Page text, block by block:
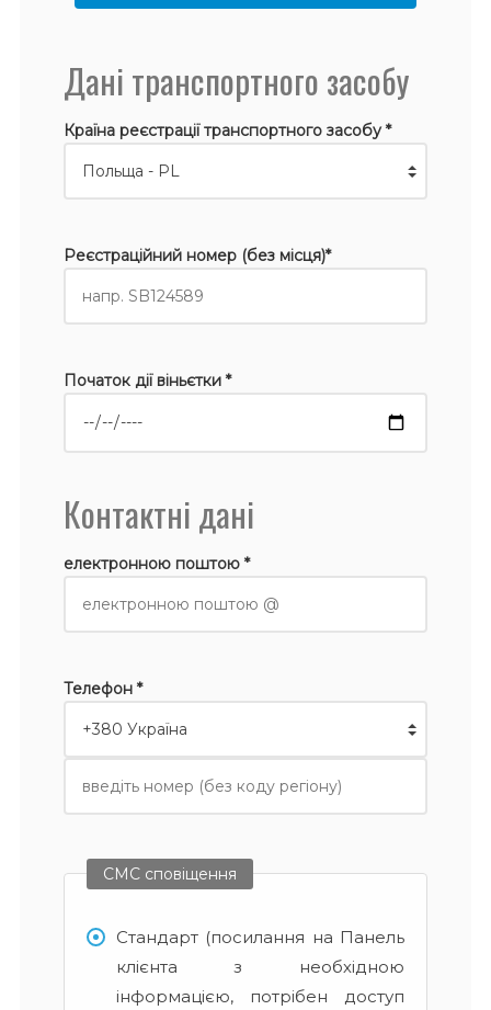
Дані транспортного засобу
Країна реєстрації транспортного засобу *
Реєстраційний номер (без місця)*
Початок дії віньєтки *
Контактні дані
електронною поштою *
Телефон *
СМС сповіщення
Стандарт (посилання на Панель
клієнта з необхідною
інформацією, потрібен доступ